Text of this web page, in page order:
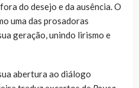
do desejo e da ausência. O
uma das prosadoras
geração, unindo lirismo e
abertura ao diálogo